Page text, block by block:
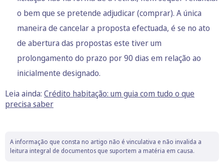
o bem que se pretende adjudicar (comprar). A única
maneira de cancelar a proposta efectuada, é se no ato
de abertura das propostas este tiver um
prolongamento do prazo por 90 dias em relação ao
inicialmente designado.
Leia ainda: Crédito habitação: um guia com tudo o que
precisa saber
A informação que consta no artigo não é vinculativa e não invalida a
leitura integral de documentos que suportem a matéria em causa.